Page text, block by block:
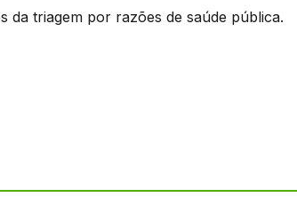
da triagem por razões de saúde pública.